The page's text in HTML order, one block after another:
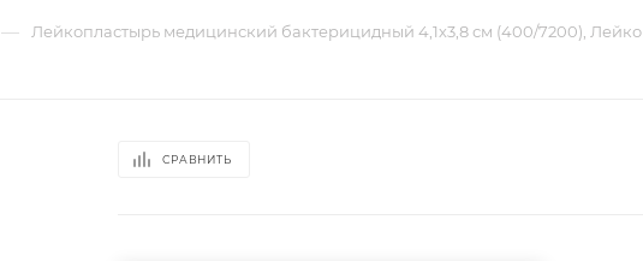
— Лейкопластырь медицинский бактерицидный 4,1х3,8 см (400/7200), Лейко
СРАВНИТЬ